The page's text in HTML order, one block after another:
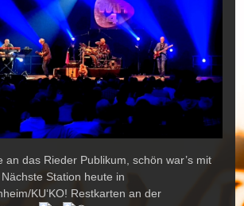
an das Rieder Publikum, schön war’s mit
Station heute in
KU‘KO! Restkarten an der